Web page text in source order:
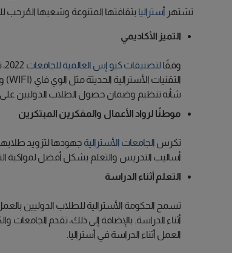
تشتهر أستراليا بثقافتها المتنوعة وشعبها المُرحب
التميز الأكاديمي
وفقًا لتصنيفات كيو إس العالمية للجامعات
التقنيات الأسترالية الحديثة مثل الوي فاي (WIFI) والصندوق الأسود للطائرات. علاوة على ذلك، أنشأت الحكومة الأسترالية
شأنه تنظيم وضمان حصول الطلاب الدوليين على
موطنًا لرواد الأعمال والمفكرين المبتكرين
تكرس الجامعات الأسترالية جهودها لتزويد
أساليب التدريس والتعلم بشكل أفضل لمواكبة
التعلم أثناء الدراسة
أثناء الدراسة. بالإضافة إلى ذلك، تقدم
العمل أثناء الدراسة في أستراليا.